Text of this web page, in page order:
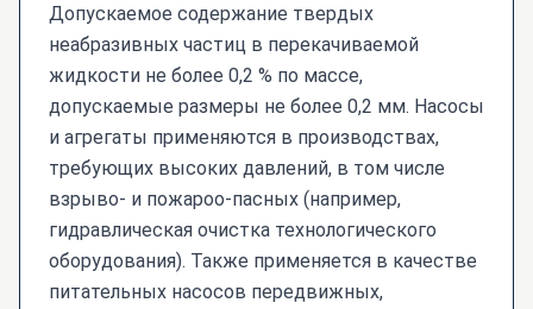
Допускаемое содержание твердых
неабразивных частиц в перекачиваемой
жидкости не более 0,2 % по массе,
допускаемые размеры не более 0,2 мм. Насосы
и агрегаты применяются в производствах,
требующих высоких давлений, в том числе
взрыво- и пожароо-пасных (например,
гидравлическая очистка технологического
оборудования). Также применяется в качестве
питательных насосов передвижных,